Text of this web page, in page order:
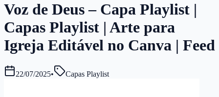
Voz de Deus – Capa Playlist |
Capas Playlist | Arte para
Igreja Editável no Canva | Feed
22/07/2025• Capas Playlist